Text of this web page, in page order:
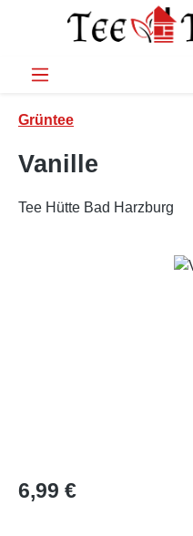
Zum Hauptinhalt springen
Grüntee
Vanille
Tee Hütte Bad Harzburg
Bildergalerie überspringen
Regulärer Preis:
6,99 €